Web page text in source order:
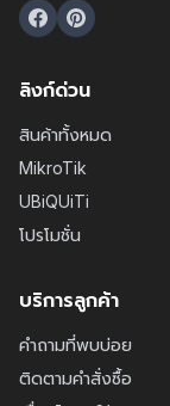
ลิงก์ด่วน
สินค้าทั้งหมด
MikroTik
UBiQUiTi
โปรโมชั่น
บริการลูกค้า
คำถามที่พบบ่อย
ติดตามคำสั่งซื้อ